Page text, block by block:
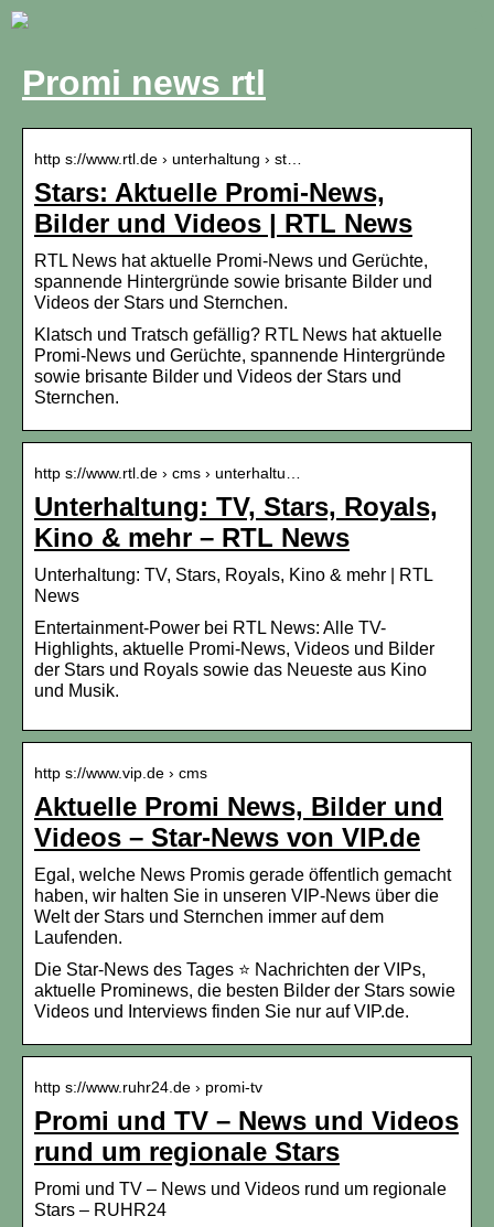
Promi news rtl
http s://www.rtl.de › unterhaltung › st…
Stars: Aktuelle Promi-News,
Bilder und Videos | RTL News
RTL News hat aktuelle Promi-News und Gerüchte,
spannende Hintergründe sowie brisante Bilder und
Videos der Stars und Sternchen.
Klatsch und Tratsch gefällig? RTL News hat aktuelle
Promi-News und Gerüchte, spannende Hintergründe
sowie brisante Bilder und Videos der Stars und
Sternchen.
http s://www.rtl.de › cms › unterhaltu…
Unterhaltung: TV, Stars, Royals,
Kino & mehr – RTL News
Unterhaltung: TV, Stars, Royals, Kino & mehr | RTL
News
Entertainment-Power bei RTL News: Alle TV-
Highlights, aktuelle Promi-News, Videos und Bilder
der Stars und Royals sowie das Neueste aus Kino
und Musik.
http s://www.vip.de › cms
Aktuelle Promi News, Bilder und
Videos – Star-News von VIP.de
Egal, welche News Promis gerade öffentlich gemacht
haben, wir halten Sie in unseren VIP-News über die
Welt der Stars und Sternchen immer auf dem
Laufenden.
Die Star-News des Tages ⭐ Nachrichten der VIPs,
aktuelle Prominews, die besten Bilder der Stars sowie
Videos und Interviews finden Sie nur auf VIP.de.
http s://www.ruhr24.de › promi-tv
Promi und TV – News und Videos
rund um regionale Stars
Promi und TV – News und Videos rund um regionale
Stars – RUHR24